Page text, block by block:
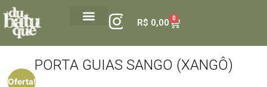
R$ 0,00 0
PORTA GUIAS SANGO (XANGÔ)
Oferta!